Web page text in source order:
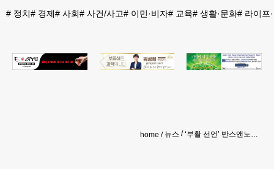
# 정치# 경제# 사회# 사건/사고# 이민·비자# 교육# 생활·문화# 라이프
home 뉴스 ‘부활 선언’ 반스앤노블 또 다시 폐점?